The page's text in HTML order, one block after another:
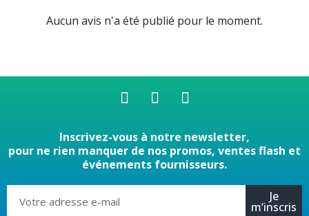
Aucun avis n'a été publié pour le moment.
Inscrivez-vous à notre newsletter,
pour ne rien manquer de nos promos, ventes flash et
événements fournisseurs.
Je
m’inscris